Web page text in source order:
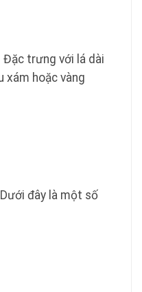
Đặc trưng với lá dài
xám hoặc vàng
đây là một số